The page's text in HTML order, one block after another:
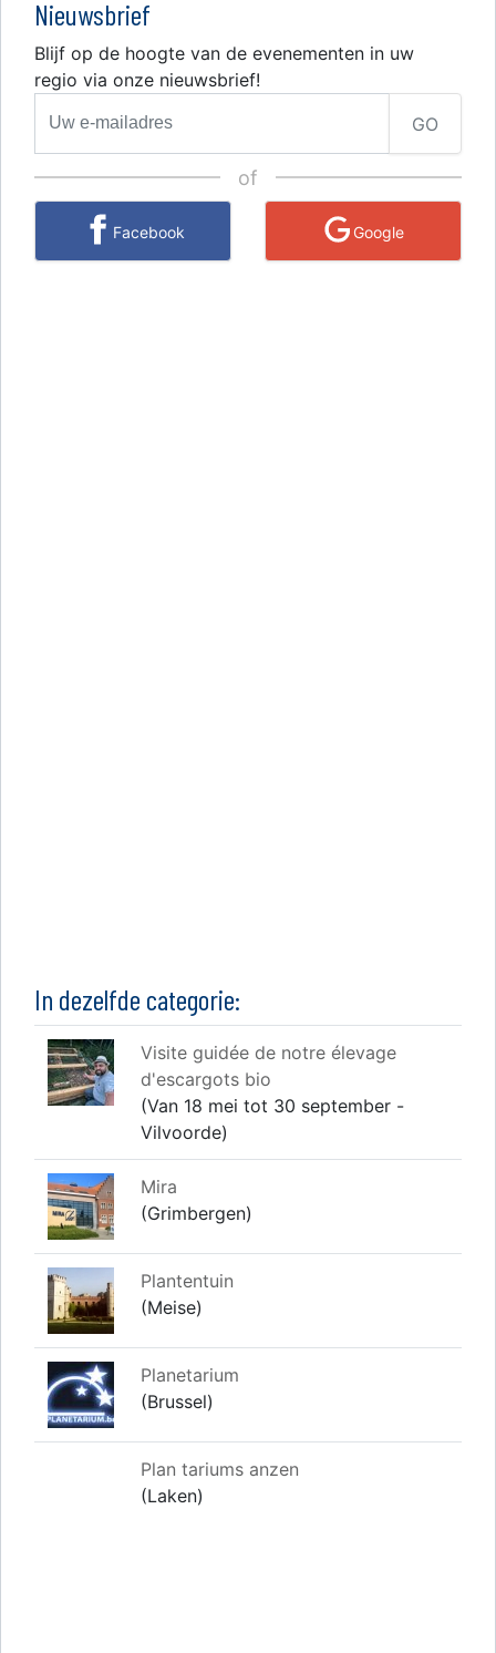
Nieuwsbrief
Blijf op de hoogte van de evenementen in uw
regio via onze nieuwsbrief!
GO
of
Facebook Google
In dezelfde categorie:
Visite guidée de notre élevage
d'escargots bio
(Van 18 mei tot 30 september -
Vilvoorde)
Mira
(Grimbergen)
Plantentuin
(Meise)
Planetarium
(Brussel)
Plan tariums anzen
(Laken)